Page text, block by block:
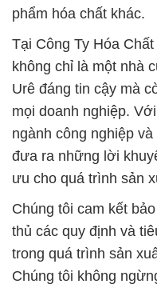
phẩm hóa chất khác.
Tại Công Ty Hóa
không chỉ là một nhà
Urê đáng tin cậy mà
mọi doanh nghiệp.
ngành công nghiệp
đưa ra những lời
ưu cho quá trình sản
Chúng tôi cam kết
thủ các quy định và
trong quá trình sản
Chúng tôi không